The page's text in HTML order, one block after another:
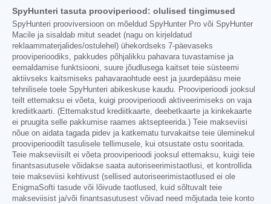
SpyHunteri tasuta prooviperiood: olulised tingimused
SpyHunteri prooviversioon on mõeldud SpyHunter Pro või SpyHunter
Macile ja sisaldab mitut seadet (nagu on kirjeldatud
reklaammaterjalides/ostulehel) ühekordseks 7-päevaseks
prooviperioodiks, pakkudes põhjalikku pahavara tuvastamise ja
eemaldamise funktsiooni, suure jõudlusega kaitset teie süsteemi
aktiivseks kaitsmiseks pahavaraohtude eest ja juurdepääsu meie
tehnilisele toele SpyHunteri abikeskuse kaudu. Prooviperioodi jooksul
teilt ettemaksu ei võeta, kuigi prooviperioodi aktiveerimiseks on vaja
krediitkaarti. (Ettemakstud krediitkaarte, deebetkaarte ja kinkekaarte
ei pruugita selle pakkumise raames aktsepteerida.) Teie makseviisi
nõue on aidata tagada pidev ja katkematu turvakaitse teie üleminekul
prooviperioodilt tasulisele tellimusele, kui otsustate ostu sooritada.
Teie makseviisilt ei võeta prooviperioodi jooksul ettemaksu, kuigi teie
finantsasutusele võidakse saata autoriseerimistaotlusi, et kontrollida
teie makseviisi kehtivust (sellised autoriseerimistaotlused ei ole
EnigmaSofti tasude või lõivude taotlused, kuid sõltuvalt teie
makseviisist ja/või finantsasutusest võivad need mõjutada teie konto